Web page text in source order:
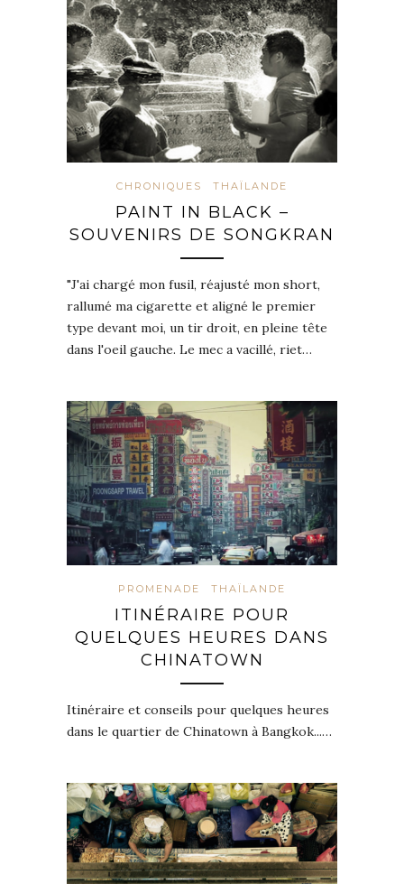
CHRONIQUES THAÏLANDE
PAINT IN BLACK –
SOUVENIRS DE SONGKRAN
"J'ai chargé mon fusil, réajusté mon short,
rallumé ma cigarette et aligné le premier
type devant moi, un tir droit, en pleine tête
dans l'oeil gauche. Le mec a vacillé, riet…
PROMENADE THAÏLANDE
ITINÉRAIRE POUR
QUELQUES HEURES DANS
CHINATOWN
Itinéraire et conseils pour quelques heures
dans le quartier de Chinatown à Bangkok...…